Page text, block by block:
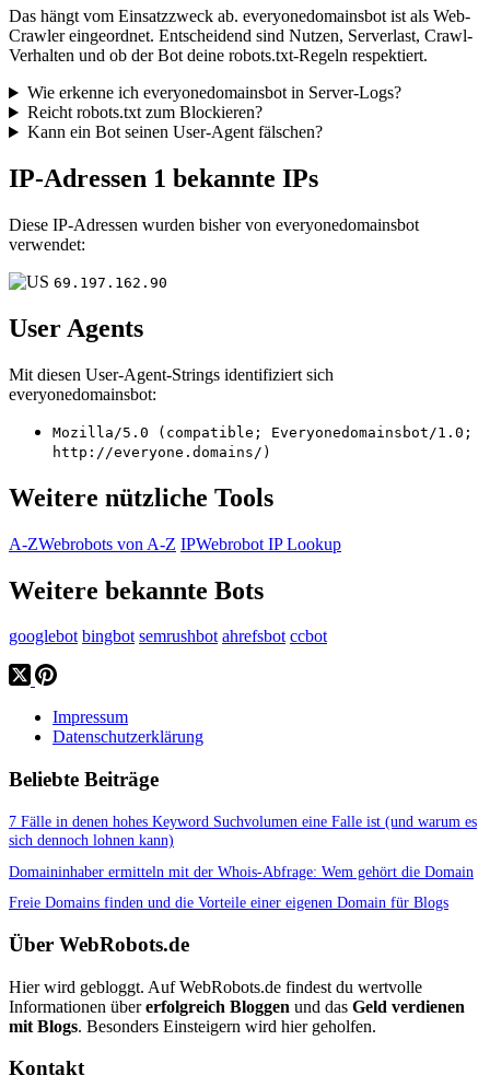
Das hängt vom Einsatzzweck ab. everyonedomainsbot ist als Web-
Crawler eingeordnet. Entscheidend sind Nutzen, Serverlast, Crawl-
Verhalten und ob der Bot deine robots.txt-Regeln respektiert.
Wie erkenne ich everyonedomainsbot in Server-Logs?
Reicht robots.txt zum Blockieren?
Kann ein Bot seinen User-Agent fälschen?
IP-Adressen 1 bekannte IPs
Diese IP-Adressen wurden bisher von everyonedomainsbot
verwendet:
69.197.162.90
User Agents
Mit diesen User-Agent-Strings identifiziert sich
everyonedomainsbot:
Mozilla/5.0 (compatible; Everyonedomainsbot/1.0;
http://everyone.domains/)
Weitere nützliche Tools
A-ZWebrobots von A-Z IPWebrobot IP Lookup
Weitere bekannte Bots
googlebot bingbot semrushbot ahrefsbot ccbot
Impressum
Datenschutzerklärung
Beliebte Beiträge
7 Fälle in denen hohes Keyword Suchvolumen eine Falle ist (und warum es
sich dennoch lohnen kann)
Domaininhaber ermitteln mit der Whois-Abfrage: Wem gehört die Domain
Freie Domains finden und die Vorteile einer eigenen Domain für Blogs
Über WebRobots.de
Hier wird gebloggt. Auf WebRobots.de findest du wertvolle
Informationen übererfolgreich Bloggen und das Geld verdienen
mit Blogs. Besonders Einsteigern wird hier geholfen.
Kontakt